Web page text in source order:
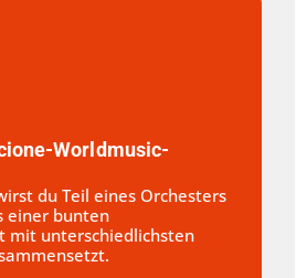
Worldmusic-
du Teil eines Orchesters
einer bunten
mit unterschiedlichsten